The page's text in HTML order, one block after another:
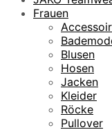
Frauen
Blusen
Hosen
Jacken
Kleider
Röcke
Pullover